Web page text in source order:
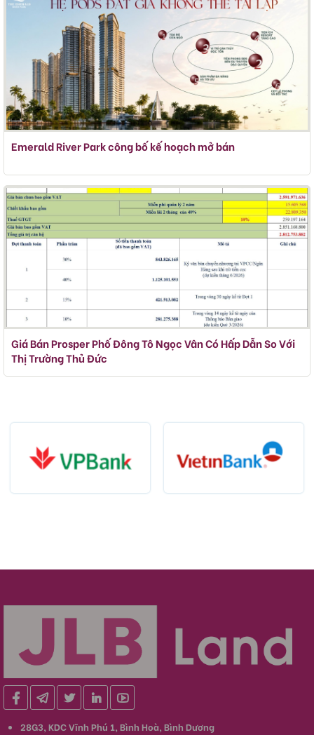
Emerald River Park công bố kế hoạch mở bán
Giá Bán Prosper Phố Đông Tô Ngọc Vân Có Hấp Dẫn So Với
Thị Trường Thủ Đức
28G3, KDC Vĩnh Phú 1, Bình Hoà, Bình Dương